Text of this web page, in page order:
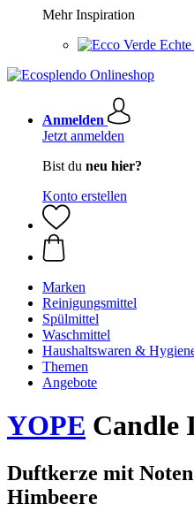
Mehr Inspiration
Anmelden
Jetzt anmelden
Bist du neu hier?
Konto erstellen
Marken
Reinigungsmittel
Spülmittel
Waschmittel
Haushaltswaren &
Themen
Angebote
YOPE Candle
Duftkerze mit
Himbeere